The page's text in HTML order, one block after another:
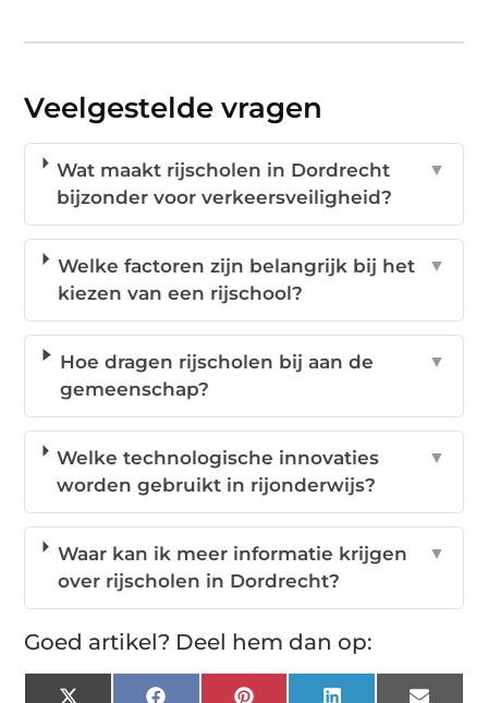
Veelgestelde vragen
Wat maakt rijscholen in Dordrecht
bijzonder voor verkeersveiligheid?
▼
Welke factoren zijn belangrijk bij het
kiezen van een rijschool?
▼
Hoe dragen rijscholen bij aan de
gemeenschap?
▼
Welke technologische innovaties
worden gebruikt in rijonderwijs?
▼
Waar kan ik meer informatie krijgen
over rijscholen in Dordrecht?
▼
Goed artikel? Deel hem dan op: